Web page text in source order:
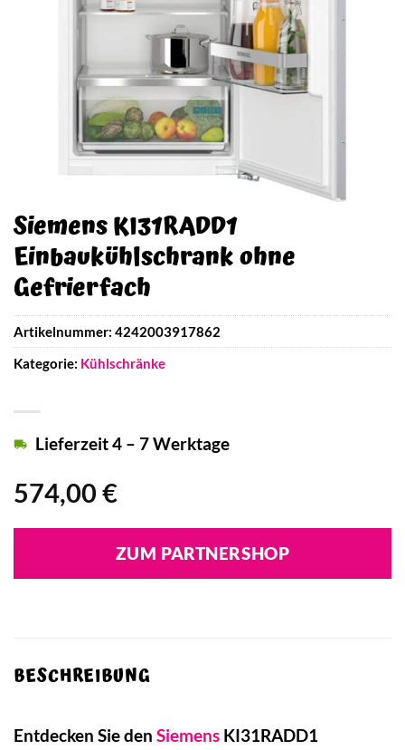
Siemens KI31RADD1
Einbaukühlschrank ohne
Gefrierfach
574,00 €
Lieferzeit 4 – 7 Werktage
ZUM PARTNERSHOP
Artikelnummer: 4242003917862
Kategorie: Kühlschränke
BESCHREIBUNG
Entdecken Sie den Siemens KI31RADD1